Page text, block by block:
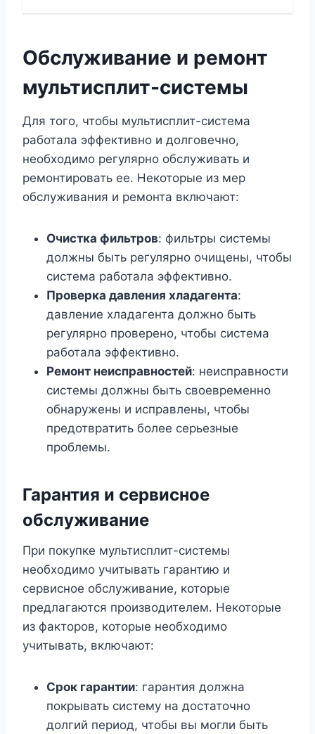
Обслуживание и ремонт
мультисплит-системы
Для того, чтобы мультисплит-система
работала эффективно и долговечно,
необходимо регулярно обслуживать и
ремонтировать ее. Некоторые из мер
обслуживания и ремонта включают:
Очистка фильтров: фильтры системы
должны быть регулярно очищены, чтобы
система работала эффективно.
Проверка давления хладагента:
давление хладагента должно быть
регулярно проверено, чтобы система
работала эффективно.
Ремонт неисправностей: неисправности
системы должны быть своевременно
обнаружены и исправлены, чтобы
предотвратить более серьезные
проблемы.
Гарантия и сервисное
обслуживание
При покупке мультисплит-системы
необходимо учитывать гарантию и
сервисное обслуживание, которые
предлагаются производителем. Некоторые
из факторов, которые необходимо
учитывать, включают:
Срок гарантии: гарантия должна
покрывать систему на достаточно
долгий период, чтобы вы могли быть